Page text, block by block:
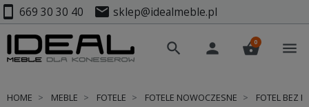
smartphone 669 30 30 40 mail sklep@idealmeble.pl
search person shopping_basket
0 menu
HOME MEBLE FOTELE FOTELE NOWOCZESNE FOTEL BEZ